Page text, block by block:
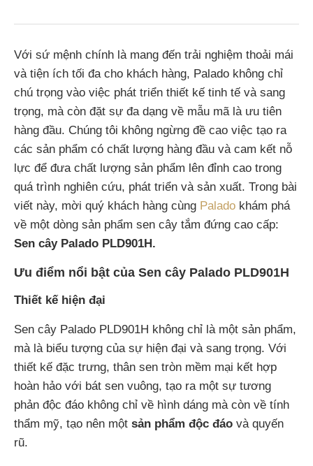
Với sứ mệnh chính là mang đến trải nghiệm thoải mái
và tiện ích tối đa cho khách hàng, Palado không chỉ
chú trọng vào việc phát triển thiết kế tinh tế và sang
trọng, mà còn đặt sự đa dạng về mẫu mã là ưu tiên
hàng đầu. Chúng tôi không ngừng đề cao việc tạo ra
các sản phẩm có chất lượng hàng đầu và cam kết nỗ
lực để đưa chất lượng sản phẩm lên đỉnh cao trong
quá trình nghiên cứu, phát triển và sản xuất. Trong bài
viết này, mời quý khách hàng cùng Palado khám phá
về một dòng sản phẩm sen cây tắm đứng cao cấp:
Sen cây Palado PLD901H.
Ưu điểm nổi bật của Sen cây Palado PLD901H
Thiết kế hiện đại
Sen cây Palado PLD901H không chỉ là một sản phẩm,
mà là biểu tượng của sự hiện đại và sang trọng. Với
thiết kế đặc trưng, thân sen tròn mềm mại kết hợp
hoàn hảo với bát sen vuông, tạo ra một sự tương
phản độc đáo không chỉ về hình dáng mà còn về tính
thẩm mỹ, tạo nên một sản phẩm độc đáo và quyến
rũ.